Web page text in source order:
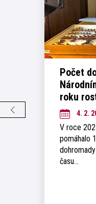
Počet
roku
4. 2.
V roce
pomáhalo
času…